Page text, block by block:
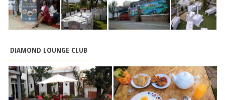
DIAMOND LOUNGE CLUB